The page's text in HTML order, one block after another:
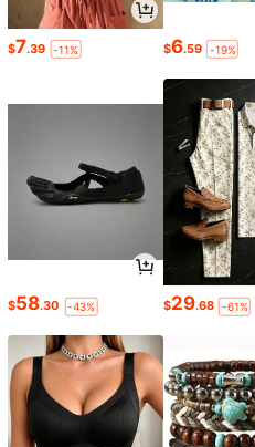
$7.39 -11% $6.59 -19%
$58.30 -43% $29.68 -61%